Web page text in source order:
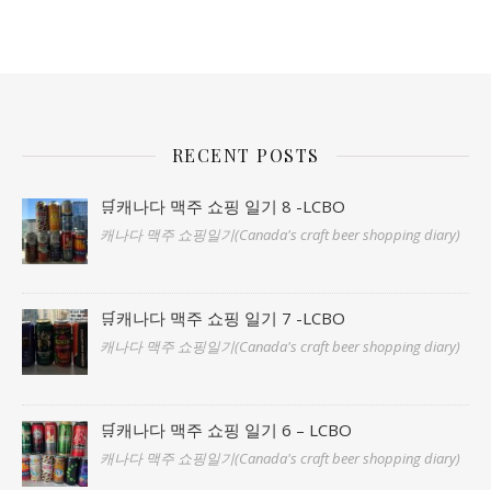
RECENT POSTS
🛒캐나다 맥주 쇼핑 일기 8 -LCBO
캐나다 맥주 쇼핑일기(Canada's craft beer shopping diary)
🛒캐나다 맥주 쇼핑 일기 7 -LCBO
캐나다 맥주 쇼핑일기(Canada's craft beer shopping diary)
🛒캐나다 맥주 쇼핑 일기 6 – LCBO
캐나다 맥주 쇼핑일기(Canada's craft beer shopping diary)